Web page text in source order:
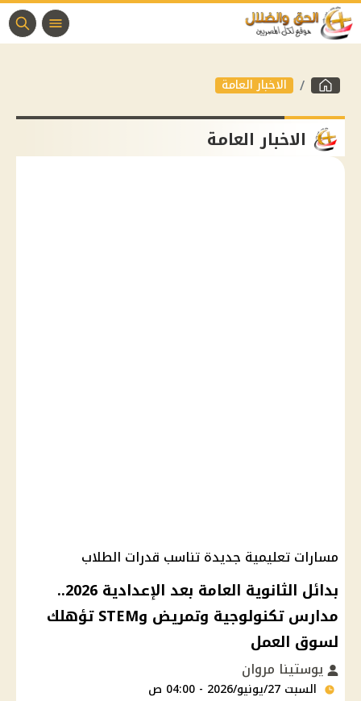
الاخبار العامة
الاخبار العامة
مسارات تعليمية جديدة تناسب قدرات الطلاب
بدائل الثانوية العامة بعد الإعدادية 2026..
مدارس تكنولوجية وتمريض وSTEM تؤهلك
لسوق العمل
يوستينا مروان
السبت 27/يونيو/2026 - 04:00 ص